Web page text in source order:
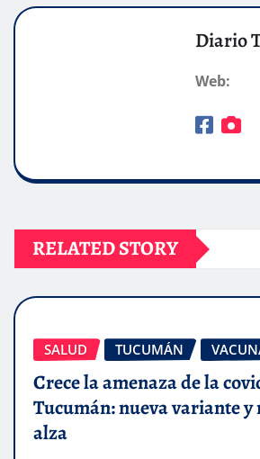
Diario
Web:
RELATED STORY
SALUD TUCUMÁN
Crece la amenaza de la
Tucumán: nueva variante y
alza